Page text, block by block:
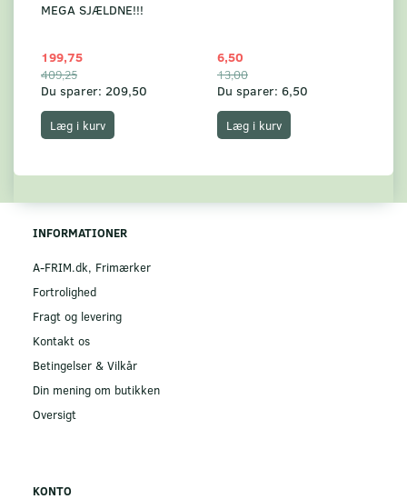
MEGA SJÆLDNE!!!
199,75
409,25
Du sparer: 209,50
Læg i kurv
6,50
13,00
Du sparer: 6,50
Læg i kurv
INFORMATIONER
A-FRIM.dk, Frimærker
Fortrolighed
Fragt og levering
Kontakt os
Betingelser & Vilkår
Din mening om butikken
Oversigt
KONTO